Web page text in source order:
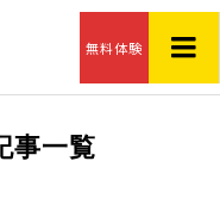
無料体験
事一覧